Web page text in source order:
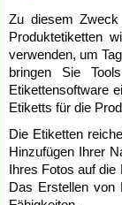
Zu diesem
Produktetiketten
verwenden, um
bringen Sie
Etikettensoftware
Etiketts für die
Die Etiketten
Hinzufügen Ihrer
Ihres Fotos auf die
Das Erstellen von